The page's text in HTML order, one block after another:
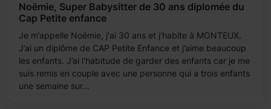
Noëmie, Super Babysitter de 30 ans diplomée du
Cap Petite enfance
Je m’appelle Noëmie, j'ai 30 ans et j’habite à MONTEUX.
J’ai un diplôme de CAP Petite Enfance et j’aime beaucoup
les enfants. J’ai l'habitude de garder des enfants car je me
suis remis en couple avec une personne qui a trois enfants
une semaine sur...